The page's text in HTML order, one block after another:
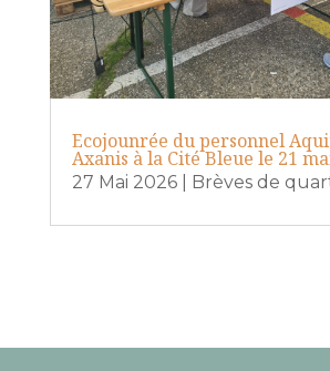
Ecojounrée du personnel
Axanis à la Cité Bleue le 21
27 Mai 2026| Brèves de